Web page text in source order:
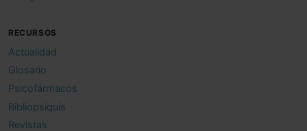
RECURSOS
Actualidad
Glosario
Psicofármacos
Bibliopsiquis
Revistas